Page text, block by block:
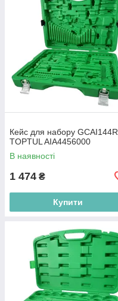
Кейс для набору GCAI144R
TOPTUL AIA4456000
В наявності
1 474 ₴
Купити